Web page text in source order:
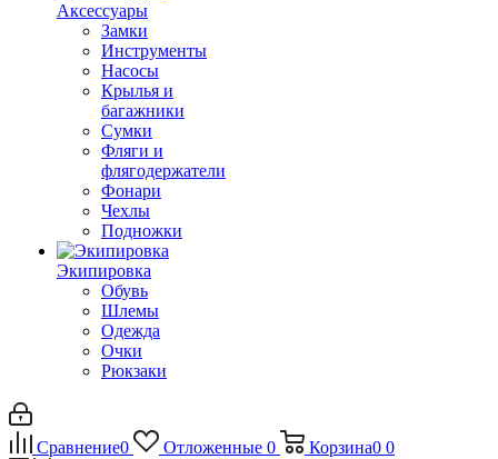
Аксессуары
Замки
Инструменты
Насосы
Крылья и
багажники
Сумки
Фляги и
флягодержатели
Фонари
Чехлы
Подножки
Экипировка
Обувь
Шлемы
Одежда
Очки
Рюкзаки
Сравнение0 Отложенные 0 Корзина0 0